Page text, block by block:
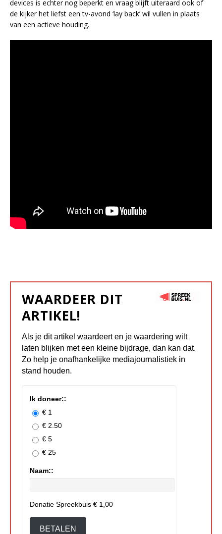
devices is echter nog beperkt en vraag blijft uiteraard ook of
de kijker het liefst een tv-avond ‘lay back’ wil vullen in plaats
van een actieve houding.
WAARDEER DIT
ARTIKEL!
Als je dit artikel waardeert en je waardering wilt
laten blijken met een kleine bijdrage, dan kan dat.
Zo help je onafhankelijke mediajournalistiek in
stand houden.
Ik doneer::
€ 1
€ 2.50
€ 5
€ 25
Naam::
Donatie Spreekbuis € 1,00
BETALEN